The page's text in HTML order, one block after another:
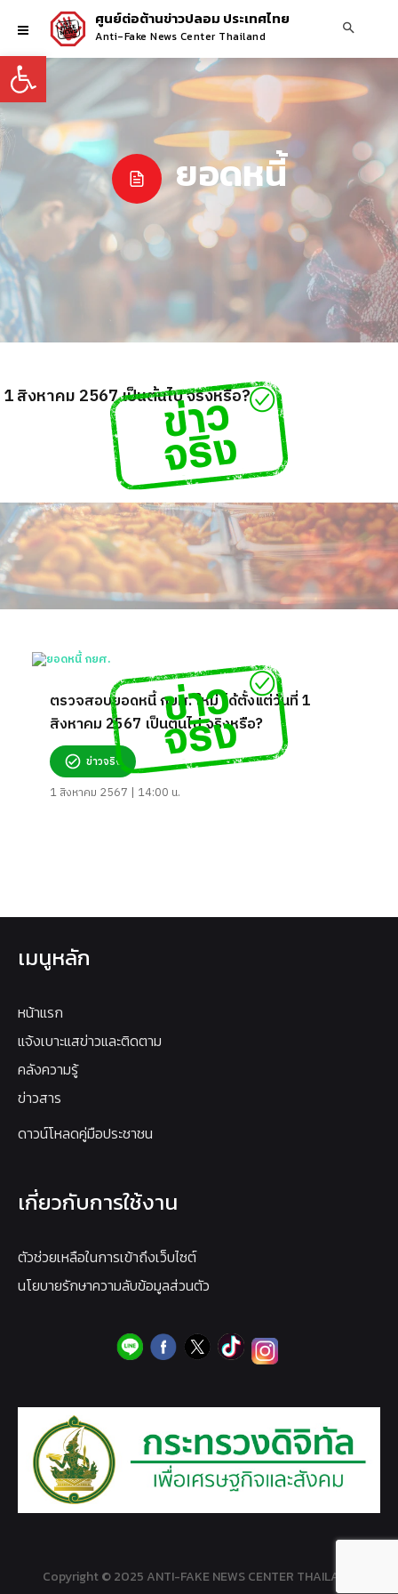
Open toolbar
ศูนย์ต่อต้านข่าวปลอม ประเทศไทย
Anti-Fake News Center Thailand
ยอดหนี้
สิงหาคม 2567 เป็นต้นไป จริงหรือ?
ตรวจสอบยอดหนี้ กยศ. ใหม่ ได้ตั้งแต่วันที่ 1
สิงหาคม 2567 เป็นต้นไป จริงหรือ?
ข่าวจริง
1 สิงหาคม 2567 | 14:00 น.
เมนูหลัก
หน้าแรก
แจ้งเบาะแสข่าวและติดตาม
คลังความรู้
ข่าวสาร
ดาวน์โหลดคู่มือประชาชน
เกี่ยวกับการใช้งาน
ตัวช่วยเหลือในการเข้าถึงเว็บไซต์
นโยบายรักษาความลับข้อมูลส่วนตัว
Copyright © 2025 ANTI-FAKE NEWS CENTER THAILAND